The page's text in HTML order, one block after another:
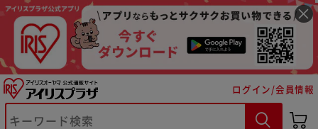
ログイン/会員情報